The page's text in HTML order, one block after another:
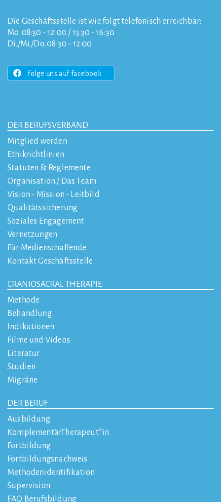
Die Geschäftsstelle ist wie folgt telefonisch erreichbar:
Mo. 08:30 - 12:00 / 13:30 - 16:30
Di./Mi./Do. 08:30 - 12:00
folge uns auf facebook
DER BERUFSVERBAND
Mitglied werden
Ethikrichtlinien
Statuten & Reglemente
Organisation / Das Team
Vision - Mission - Leitbild
Qualitätssicherung
Soziales Engagement
Vernetzungen
Für Medienschaffende
Kontakt Geschäftsstelle
CRANIOSACRAL THERAPIE
Methode
Behandlung
Indikationen
Filme und Videos
Literatur
Studien
Migräne
DER BERUF
Ausbildung
KomplementärTherapeut*in
Fortbildung
Fortbildungsnachweis
Methodenidentifikation
Supervision
FAQ Berufsbildung